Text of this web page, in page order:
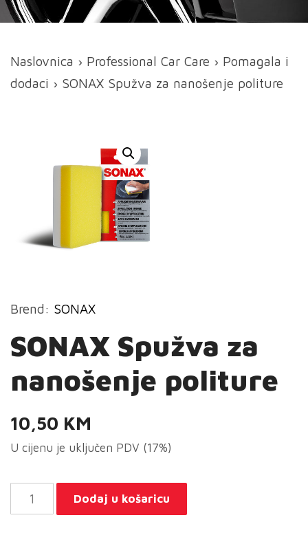
Naslovnica › Professional Car Care › Pomagala i
dodaci › SONAX Spužva za nanošenje politure
Brend: SONAX
SONAX Spužva za
nanošenje politure
10,50 KM
U cijenu je uključen PDV (17%)
SONAX
Spužva
Dodaj u košaricu